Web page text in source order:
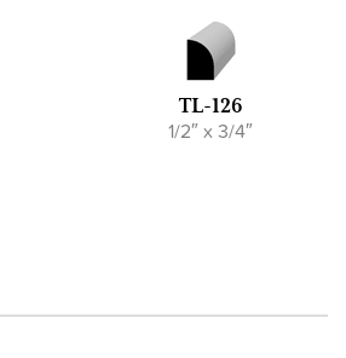
TL-126
1/2″ x 3/4″